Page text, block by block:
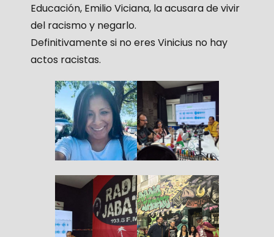
Educación, Emilio Viciana, la acusara de vivir
del racismo y negarlo.
Definitivamente si no eres Vinicius no hay
actos racistas.